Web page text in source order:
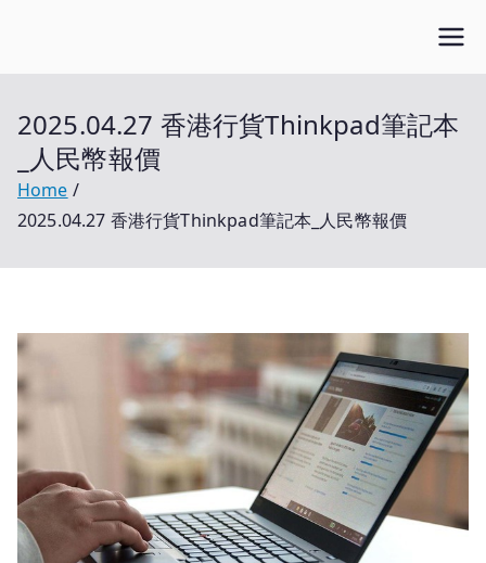
2025.04.27 香港行貨Thinkpad筆記本
_人民幣報價
Home
2025.04.27 香港行貨Thinkpad筆記本_人民幣報價